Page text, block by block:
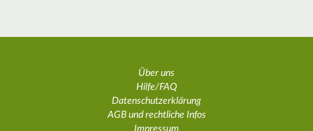
Über uns
Hilfe/FAQ
Datenschutzerklärung
AGB und rechtliche Infos
Impressum